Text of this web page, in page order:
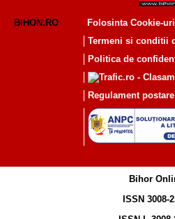
BIHON.RO
Folosinta Cookie-
Termeni si conditii
Politica de
Regulament
Bihor
ISSN 3008-